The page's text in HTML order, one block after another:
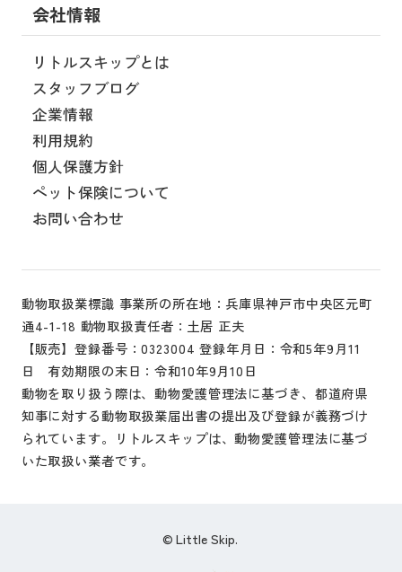
会社情報
リトルスキップとは
スタッフブログ
企業情報
利用規約
個人保護方針
ペット保険について
お問い合わせ
動物取扱業標識 事業所の所在地：兵庫県神戸市中央区元町
通4-1-18 動物取扱責任者：土居 正夫
【販売】登録番号：0323004 登録年月日：令和5年9月11
日 有効期限の末日：令和10年9月10日
動物を取り扱う際は、動物愛護管理法に基づき、都道府県
知事に対する動物取扱業届出書の提出及び登録が義務づけ
られています。リトルスキップは、動物愛護管理法に基づ
いた取扱い業者です。
© Little Skip.